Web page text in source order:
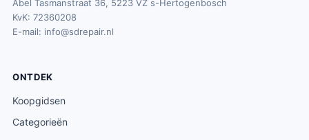
Abel Tasmanstraat 36, 5223 VZ s-Hertogenbosch
KvK: 72360208
E-mail: info@sdrepair.nl
ONTDEK
Koopgidsen
Categorieën